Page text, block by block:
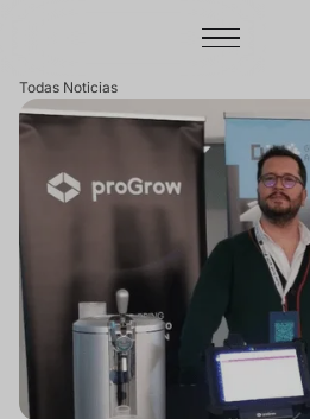
Todas Noticias